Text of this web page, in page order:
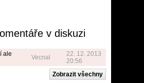
v diskuzi
ale
Vecnal
22. 12. 2013
20:56